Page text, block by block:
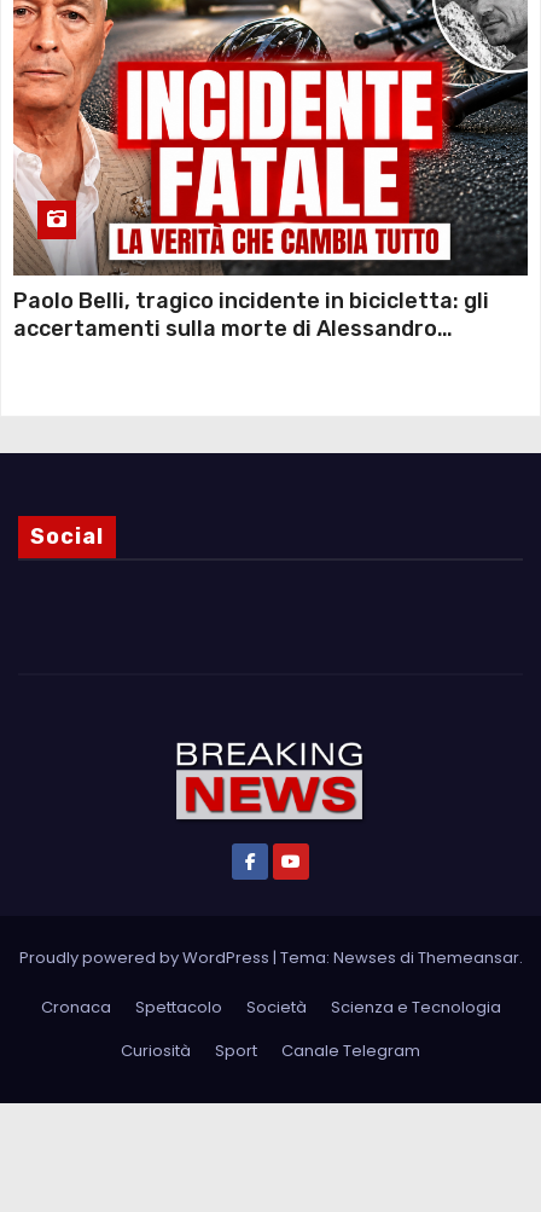
Paolo Belli, tragico incidente in bicicletta: gli
accertamenti sulla morte di Alessandro
Social
Proudly powered by WordPress | Tema: Newses di Themeansar.
Cronaca Spettacolo Società
Scienza e Tecnologia
Curiosità
Sport Canale Telegram